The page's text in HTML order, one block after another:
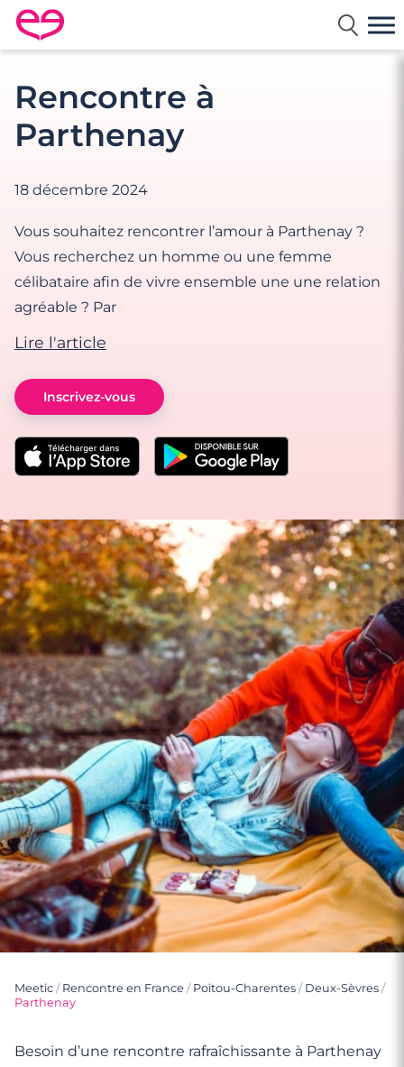
Rencontre en France avec Meetic
Rencontre à
Parthenay
18 décembre 2024
Vous souhaitez rencontrer l’amour à Parthenay ?
Vous recherchez un homme ou une femme
célibataire afin de vivre ensemble une une relation
agréable ? Par
Lire l'article
Inscrivez-vous
Meetic / Rencontre en France / Poitou-Charentes / Deux-Sèvres /
Parthenay
Besoin d’une rencontre rafraîchissante à Parthenay